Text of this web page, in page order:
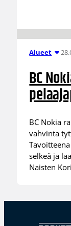
Alueet
BC
BC Nokia
vahvinta
selkeä ja
Naisten